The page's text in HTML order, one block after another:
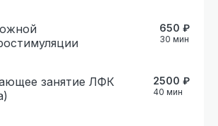
30 мин
650 ₽
занятие ЛФК
40 мин
2500 ₽